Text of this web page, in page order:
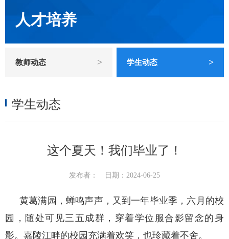
人才培养
教师动态 > 学生动态 >
学生动态
这个夏天！我们毕业了！
发布者： 日期：2024-06-25
黄葛满园，蝉鸣声声，又到一年毕业季，六月的校
园，随处可见三五成群，穿着学位服合影留念的身
影。嘉陵江畔的校园充满着欢笑，也珍藏着不舍。